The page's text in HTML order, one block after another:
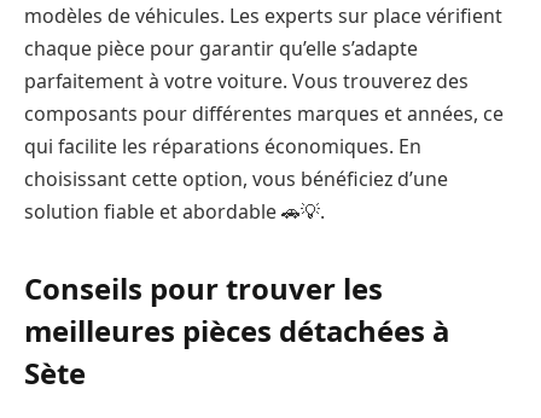
modèles de véhicules. Les experts sur place vérifient
chaque pièce pour garantir qu’elle s’adapte
parfaitement à votre voiture. Vous trouverez des
composants pour différentes marques et années, ce
qui facilite les réparations économiques. En
choisissant cette option, vous bénéficiez d’une
solution fiable et abordable 🚗💡.
Conseils pour trouver les
meilleures pièces détachées à
Sète